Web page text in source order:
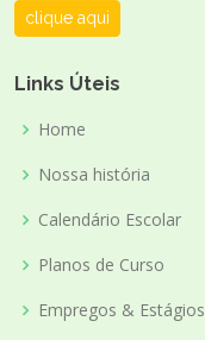
clique aqui
Links Úteis
Home
Nossa história
Calendário Escolar
Planos de Curso
Empregos & Estágios